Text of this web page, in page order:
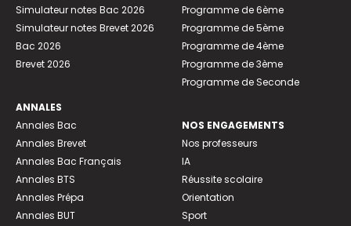
Simulateur notes Bac 2026
Simulateur notes Brevet 2026
Bac 2026
Brevet 2026
ANNALES
Annales Bac
Annales Brevet
Annales Bac Français
Annales BTS
Annales Prépa
Annales BUT
Programme de 6ème
Programme de 5ème
Programme de 4ème
Programme de 3ème
Programme de Seconde
NOS ENGAGEMENTS
Nos professeurs
IA
Réussite scolaire
Orientation
Sport